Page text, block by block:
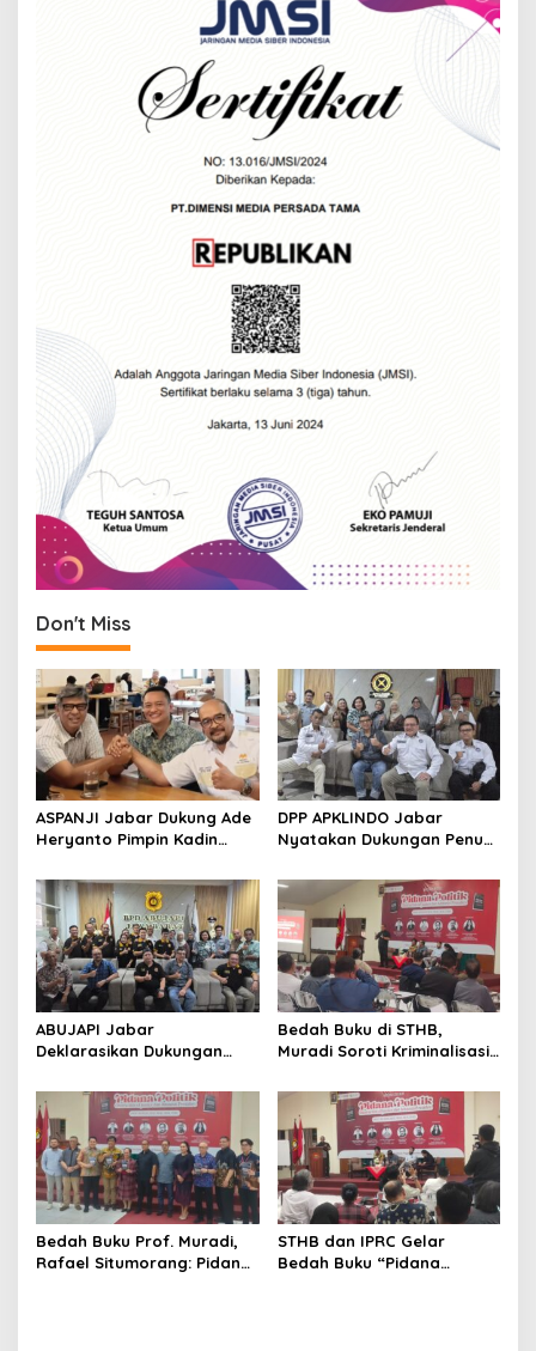
Don't Miss
ASPANJI Jabar Dukung Ade
Heryanto Pimpin Kadin
2026–2031
DPP APKLINDO Jabar
Nyatakan Dukungan Penuh
Muskot Kadin Kota
Bandung
ABUJAPI Jabar
Deklarasikan Dukungan
Muskot Kadin Kota
Bandung
Bedah Buku di STHB,
Muradi Soroti Kriminalisasi
Penegakan Hukum
Bedah Buku Prof. Muradi,
Rafael Situmorang: Pidana
STHB dan IPRC Gelar
Bedah Buku “Pidana